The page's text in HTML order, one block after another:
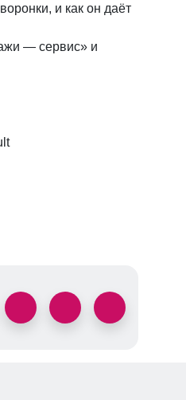
и как он даёт
— сервис» и